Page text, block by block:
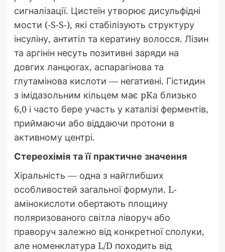
сигналізації. Цистеїн утворює дисульфідні
мости (-S-S-), які стабілізують структуру
інсуліну, антитіл та кератину волосся. Лізин
та аргінін несуть позитивні заряди на
довгих ланцюгах, аспарагінова та
глутамінова кислоти — негативні. Гістидин
з імідазольним кільцем має pKa близько
6,0 і часто бере участь у каталізі ферментів,
приймаючи або віддаючи протони в
активному центрі.
Стереохімія та її практичне значення
Хіральність — одна з найглибших
особливостей загальної формули. L-
амінокислоти обертають площину
поляризованого світла ліворуч або
праворуч залежно від конкретної сполуки,
але номенклатура L/D походить від